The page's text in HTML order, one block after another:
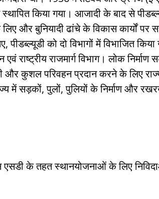
किया गया। आजादी के बाद से
बुनियादी ढांचे के विकास कार्यों पर
को दो विभागों में विभाजित
राष्ट्रीय राजमार्ग विभाग। लोक निर्माण
और कुशल परिवहन प्रदान करने के लिए
में सड़कों, पुलों, पुलियों के निर्माण और
एसडी के तहत स्थानयोजनाओं के लिए